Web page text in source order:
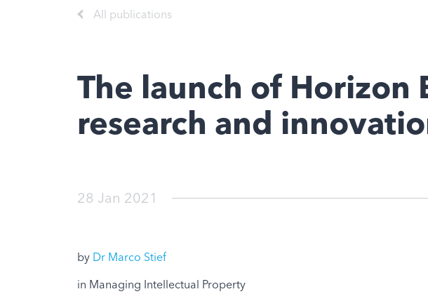
All publications
The launch of Horizon
research and
28 Jan 2021
by Dr Marco Stief
in Managing Intellectual Property